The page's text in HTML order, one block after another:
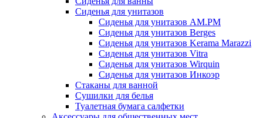
Сиденья для унитазов
Сиденья для унитазов AM.PM
Сиденья для унитазов Berges
Сиденья для унитазов Kerama Marazzi
Сиденья для унитазов Vitra
Сиденья для унитазов Wirquin
Сиденья для унитазов Инкоэр
Стаканы для ванной
Сушилки для белья
Туалетная бумага салфетки